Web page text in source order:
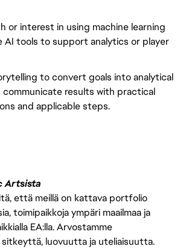
or interest in using machine learning
AI tools to support analytics or player
to convert goals into analytical
communicate results with practical
and applicable steps.
Artsista
että meillä on kattava portfolio
toimipaikkoja ympäri maailmaa ja
EA:lla. Arvostamme
luovuutta ja uteliaisuutta.